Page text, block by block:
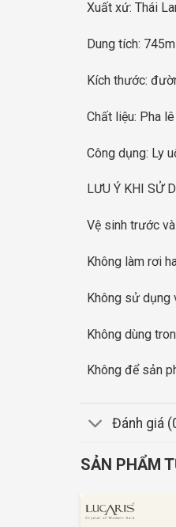
Xuất xứ: Thái
Dung tích: 745ml
Kích thước:
Chất liệu: Pha
Công dụng: Ly
LƯU Ý KHI SỬ
Vệ sinh trước
Không làm rơi
Không sử dụng
Không dùng
Không để sản
Đánh giá
SẢN PHẨM